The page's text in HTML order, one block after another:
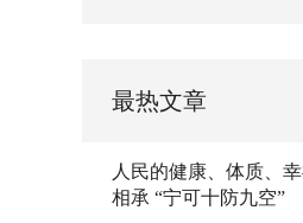
最热文章
人民的健康、体质、
相承 “宁可十防九空”